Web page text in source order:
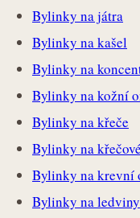
Bylinky na játra
Bylinky na kašel
Bylinky na
Bylinky na kožní
Bylinky na křeče
Bylinky na
Bylinky na krevní
Bylinky na ledviny